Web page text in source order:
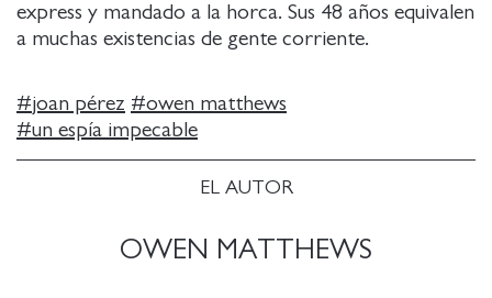
express y mandado a la horca. Sus 48 años equivalen
a muchas existencias de gente corriente.
#joan pérez #owen matthews
#un espía impecable
EL AUTOR
OWEN MATTHEWS